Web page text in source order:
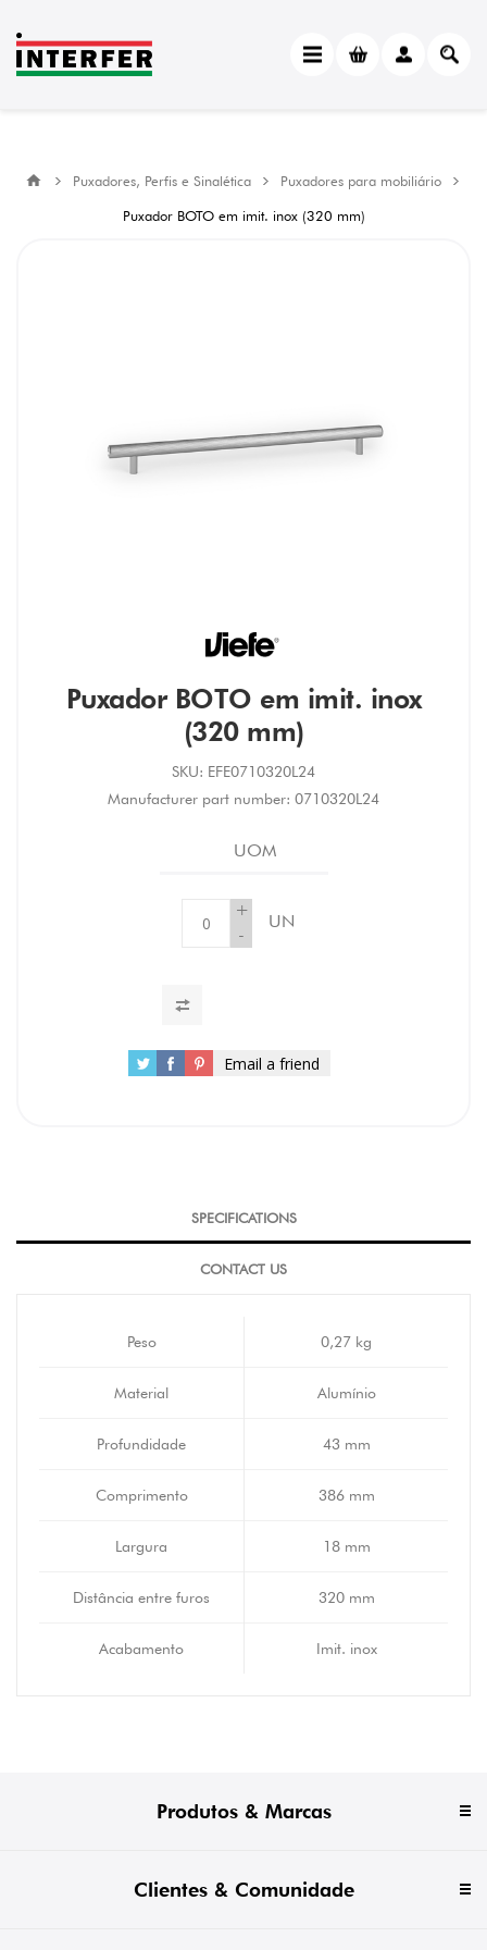
Puxadores, Perfis e Sinalética
Puxadores para mobiliário
Puxador BOTO em imit. inox (320 mm)
Puxador BOTO em imit. inox
(320 mm)
SKU: EFE0710320L24
Manufacturer part number: 0710320L24
UOM
+
-
UN
Email a friend
SPECIFICATIONS
CONTACT US
Peso 0,27 kg
Material Alumínio
Profundidade 43 mm
Comprimento 386 mm
Largura 18 mm
Distância entre furos 320 mm
Acabamento Imit. inox
Produtos & Marcas
Clientes & Comunidade